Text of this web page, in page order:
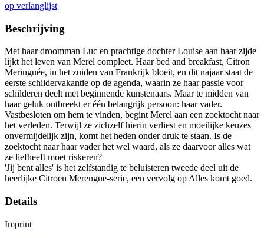
op verlanglijst
Beschrijving
Met haar droomman Luc en prachtige dochter Louise aan haar zijde
lijkt het leven van Merel compleet. Haar bed and breakfast, Citron
Meringuée, in het zuiden van Frankrijk bloeit, en dit najaar staat de
eerste schildervakantie op de agenda, waarin ze haar passie voor
schilderen deelt met beginnende kunstenaars. Maar te midden van
haar geluk ontbreekt er één belangrijk persoon: haar vader.
Vastbesloten om hem te vinden, begint Merel aan een zoektocht naar
het verleden. Terwijl ze zichzelf hierin verliest en moeilijke keuzes
onvermijdelijk zijn, komt het heden onder druk te staan. Is de
zoektocht naar haar vader het wel waard, als ze daarvoor alles wat
ze liefheeft moet riskeren?
'Jij bent alles' is het zelfstandig te beluisteren tweede deel uit de
heerlijke Citroen Merengue-serie, een vervolg op Alles komt goed.
Details
Imprint